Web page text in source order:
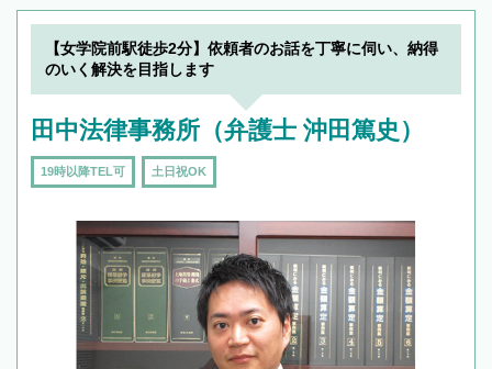
【女学院前駅徒歩2分】依頼者のお話を丁寧に伺い、納得
のいく解決を目指します
田中法律事務所（弁護士 沖田篤史）
19時以降TEL可 土日祝OK